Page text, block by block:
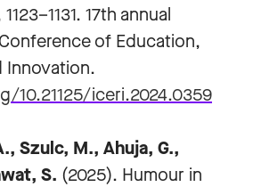
17th annual
of Education,
Innovation.
10.21125/iceri.2024.0359
Szulc, M., Ahuja, G.,
S. (2025). Humour in